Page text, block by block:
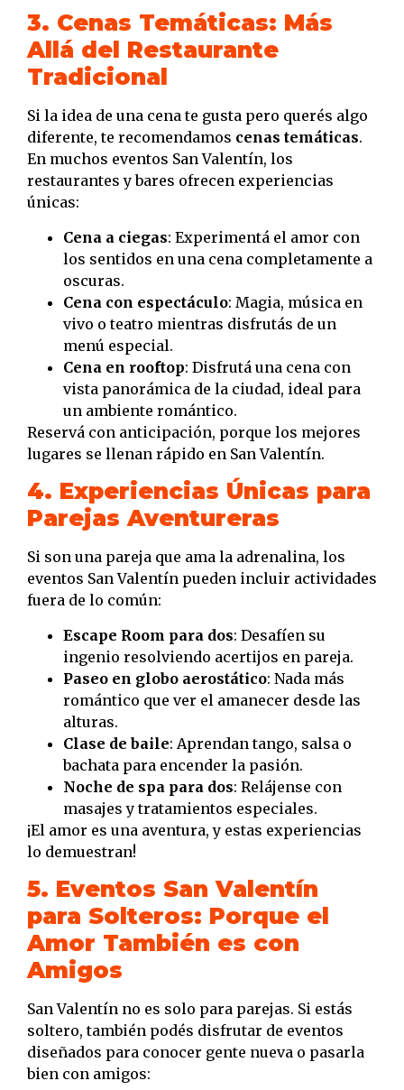
3. Cenas Temáticas: Más
Allá del Restaurante
Tradicional
Si la idea de una cena te gusta pero querés algo
diferente, te recomendamos cenas temáticas.
En muchos eventos San Valentín, los
restaurantes y bares ofrecen experiencias
únicas:
Cena a ciegas: Experimentá el amor con
los sentidos en una cena completamente a
oscuras.
Cena con espectáculo: Magia, música en
vivo o teatro mientras disfrutás de un
menú especial.
Cena en rooftop: Disfrutá una cena con
vista panorámica de la ciudad, ideal para
un ambiente romántico.
Reservá con anticipación, porque los mejores
lugares se llenan rápido en San Valentín.
4. Experiencias Únicas para
Parejas Aventureras
Si son una pareja que ama la adrenalina, los
eventos San Valentín pueden incluir actividades
fuera de lo común:
Escape Room para dos: Desafíen su
ingenio resolviendo acertijos en pareja.
Paseo en globo aerostático: Nada más
romántico que ver el amanecer desde las
alturas.
Clase de baile: Aprendan tango, salsa o
bachata para encender la pasión.
Noche de spa para dos: Relájense con
masajes y tratamientos especiales.
¡El amor es una aventura, y estas experiencias
lo demuestran!
5. Eventos San Valentín
para Solteros: Porque el
Amor También es con
Amigos
San Valentín no es solo para parejas. Si estás
soltero, también podés disfrutar de eventos
diseñados para conocer gente nueva o pasarla
bien con amigos: